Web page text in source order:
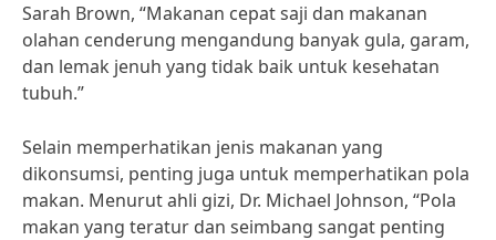
Sarah Brown, “Makanan cepat saji dan makanan
olahan cenderung mengandung banyak gula, garam,
dan lemak jenuh yang tidak baik untuk kesehatan
tubuh.”
Selain memperhatikan jenis makanan yang
dikonsumsi, penting juga untuk memperhatikan pola
makan. Menurut ahli gizi, Dr. Michael Johnson, “Pola
makan yang teratur dan seimbang sangat penting